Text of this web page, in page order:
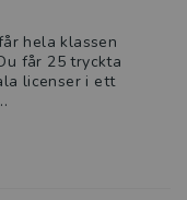
hela klassen
får 25 tryckta
licenser i ett